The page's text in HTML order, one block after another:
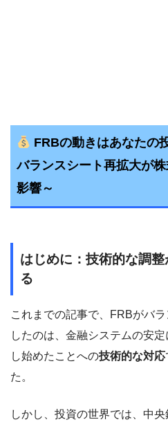
FRBの動きはあなたの
バランスシート再拡大が
影響～
はじめに：技術的な調
る
これまでの記事で、FRBがバ
したのは、金融システムの安
し始めたことへの技術的な対応
た。
しかし、投資の世界では、中